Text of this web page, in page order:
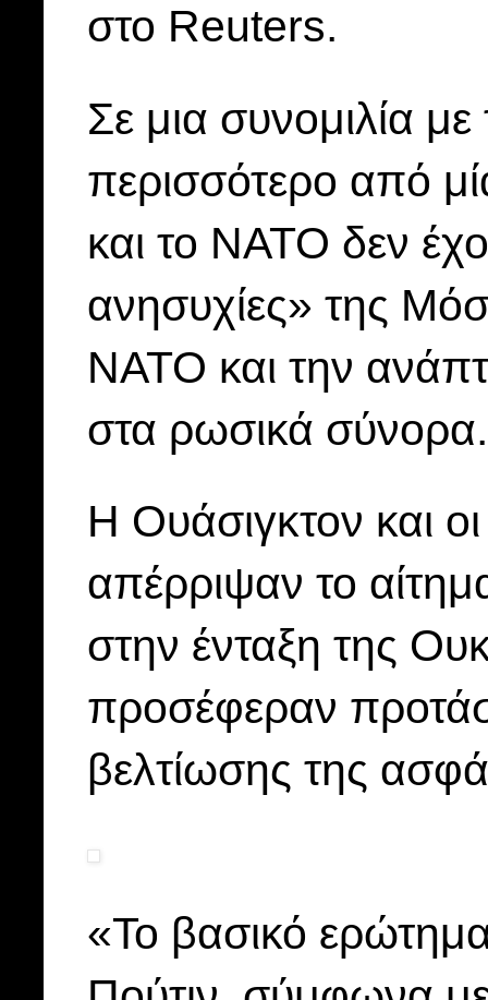
στο Reuters.
Σε μια συνομιλία
περισσότερο από
και το ΝΑΤΟ δεν
ανησυχίες» της
ΝΑΤΟ και την
στα ρωσικά σύνορα.
Η Ουάσιγκτον και
απέρριψαν το
στην ένταξη της
προσέφεραν
βελτίωσης της
«Το βασικό